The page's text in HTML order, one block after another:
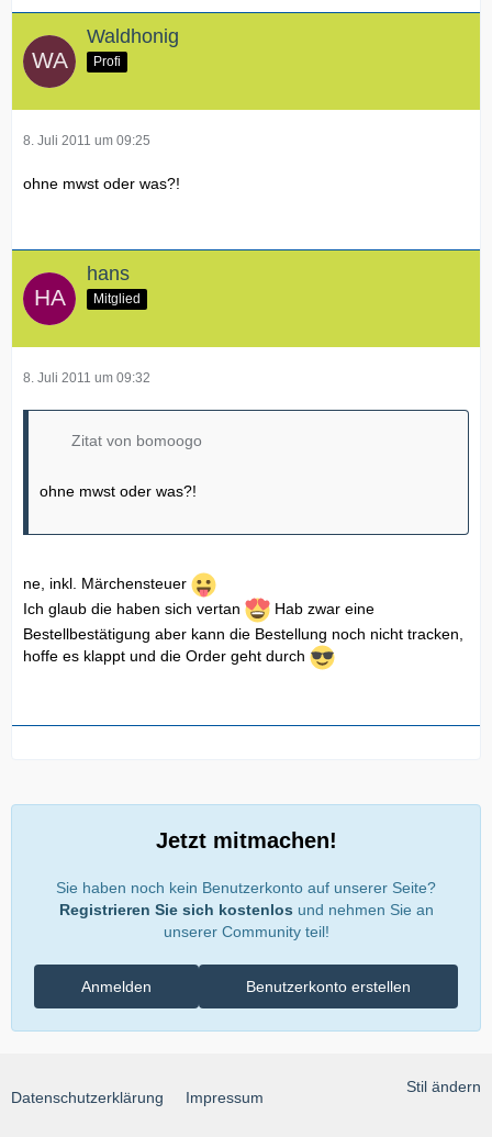
Waldhonig
Profi
8. Juli 2011 um 09:25
ohne mwst oder was?!
hans
Mitglied
8. Juli 2011 um 09:32
Zitat von bomoogo
ohne mwst oder was?!
ne, inkl. Märchensteuer
Ich glaub die haben sich vertan
Hab zwar eine
Bestellbestätigung aber kann die Bestellung noch nicht tracken,
hoffe es klappt und die Order geht durch
Jetzt mitmachen!
Sie haben noch kein Benutzerkonto auf unserer Seite?
Registrieren Sie sich kostenlos und nehmen Sie an
unserer Community teil!
Benutzerkonto erstellen
Anmelden
Stil ändern
Datenschutzerklärung Impressum